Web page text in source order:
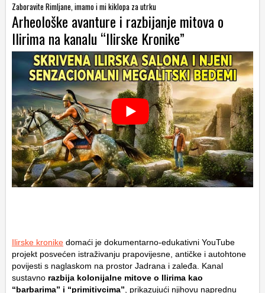
Zaboravite Rimljane, imamo i mi kiklopa za utrku
Arheološke avanture i razbijanje mitova o
Ilirima na kanalu “Ilirske Kronike”
Ilirske kronike domaći je dokumentarno-edukativni YouTube
projekt posvećen istraživanju prapovijesne, antičke i autohtone
povijesti s naglaskom na prostor Jadrana i zaleđa. Kanal
sustavno razbija kolonijalne mitove o Ilirima kao
“barbarima” i “primitivcima”, prikazujući njihovu naprednu